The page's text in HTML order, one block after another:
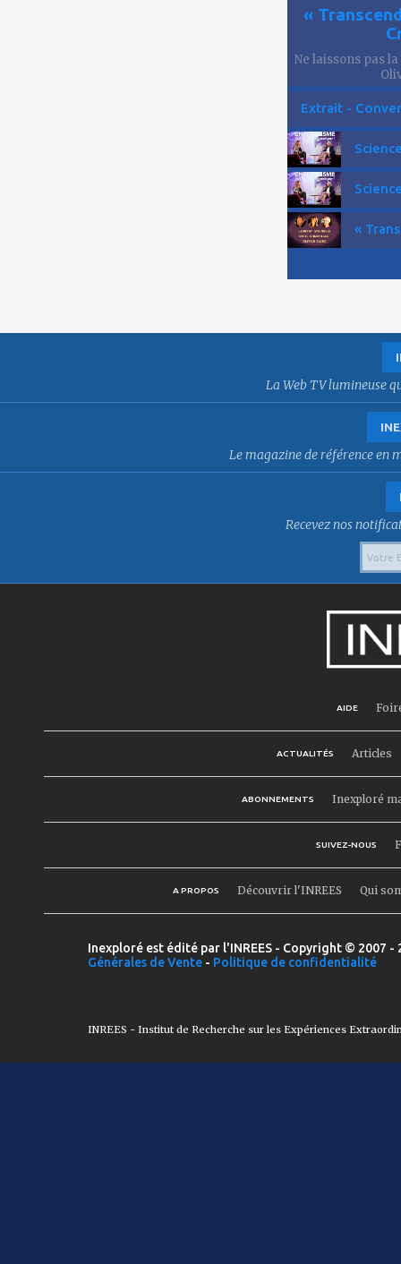
«
Ne laissons pas
Extrait -
«
La Web TV lumineuse
Le magazine de référence en
Recevez nos
AIDE
ACTUALITÉS Articles
ABONNEMENTS Inexploré
SUIVEZ-NOUS
A PROPOS Découvrir l'INREES Qui
Inexploré est édité par l'INREES - Copyright © 2007
Générales de Vente - Politique de confidentialité
INREES - Institut de Recherche sur les Expériences